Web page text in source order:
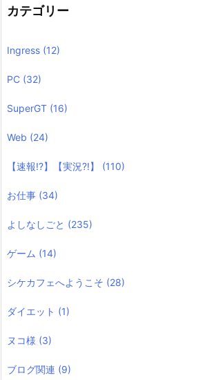
カテゴリー
Ingress (12)
PC (32)
SuperGT (16)
Web (24)
【速報!?】【実況?!】 (110)
お仕事 (34)
よしなしごと (235)
ゲーム (14)
シケカフェへようこそ (28)
ダイエット (1)
ヌコ様 (3)
ブログ関連 (9)